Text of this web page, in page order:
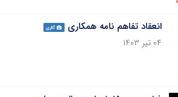
انعقاد تفاهم نامه همکاری گالری
۰۴ تیر ۱۴۰۳